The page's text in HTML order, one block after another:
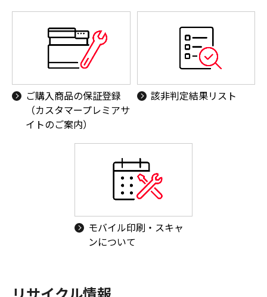
ご購入商品の保証登録
（カスタマープレミアサ
イトのご案内）
該非判定結果リスト
モバイル印刷・スキャ
ンについて